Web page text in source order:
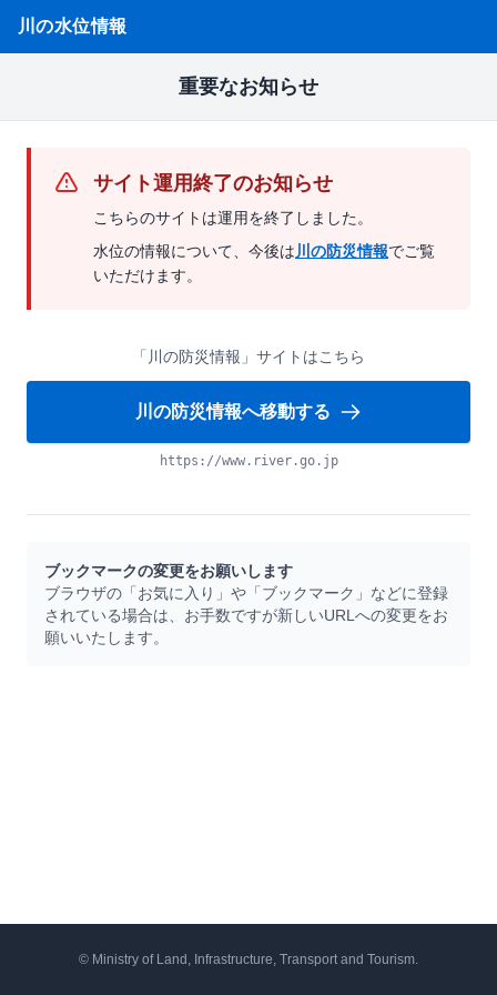
川の水位情報
重要なお知らせ
サイト運用終了のお知らせ
こちらのサイトは運用を終了しました。
水位の情報について、今後は川の防災情報でご覧
いただけます。
「川の防災情報」サイトはこちら
川の防災情報へ移動する
https://www.river.go.jp
ブックマークの変更をお願いします
ブラウザの「お気に入り」や「ブックマーク」などに登録
されている場合は、お手数ですが新しいURLへの変更をお
願いいたします。
© Ministry of Land, Infrastructure, Transport and Tourism.